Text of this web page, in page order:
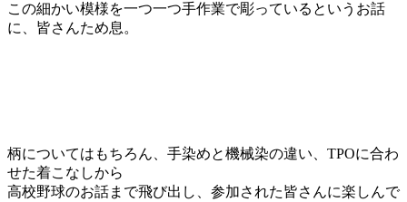
この細かい模様を一つ一つ手作業で彫っているというお話
に、皆さんため息。
柄についてはもちろん、手染めと機械染の違い、TPOに合わ
せた着こなしから
高校野球のお話まで飛び出し、参加された皆さんに楽しんで